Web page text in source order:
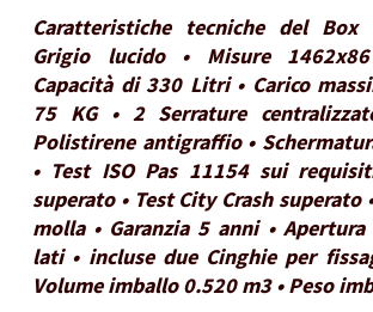
Caratteristiche tecniche del Box
Grigio lucido • Misure
Capacità di 330 Litri • Carico
75 KG • 2 Serrature
Polistirene antigraffio •
• Test ISO Pas 11154 sui
superato • Test City Crash superato
molla • Garanzia 5 anni •
lati • incluse due Cinghie per
Volume imballo 0.520 m3 • Peso